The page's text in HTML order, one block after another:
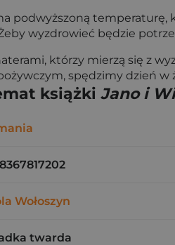
podwyższoną
wyzdrowieć będzie
którzy mierzą się z
spędzimy dzień w
książki Jano i
Wołoszyn
twarda